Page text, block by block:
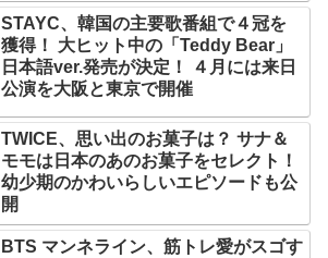
明かす
STAYC、韓国の主要歌番組で４冠を
獲得！ 大ヒット中の「Teddy Bear」
日本語ver.発売が決定！ ４月には来日
公演を大阪と東京で開催
TWICE、思い出のお菓子は？ サナ＆
モモは日本のあのお菓子をセレクト！
幼少期のかわいらしいエピソードも公
開
BTS マンネライン、筋トレ愛がスゴす